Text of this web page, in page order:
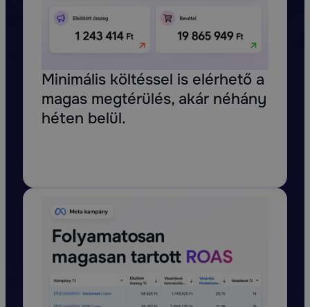
Minimális költéssel is elérhető a
magas megtérülés, akár néhány
héten belül.